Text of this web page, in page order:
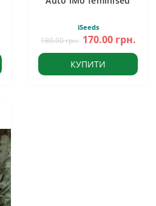
iSeeds
180.00 грн. 170.00 грн.
КУПИТИ